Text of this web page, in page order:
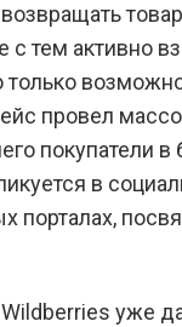
с тем активно
провел
покупатели в
в
порталах,
уже